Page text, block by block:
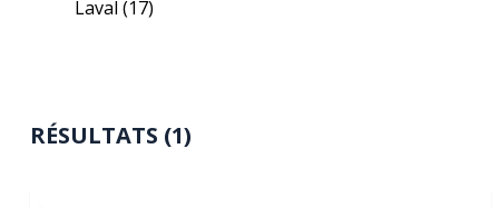
Laval(17)
RÉSULTATS (1)